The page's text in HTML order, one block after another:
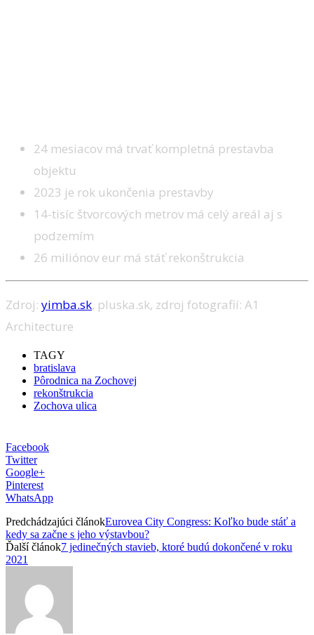
24 mesiacov má trvať kompletná prestavba
objektu
2023 je rok ukončenia prestavby
14-tisíc štvorcových metrov má celý areál aj s
podzemím
26 miliónov eur má stáť rekonštrukcia
Zdroj: yimba.sk, pluska.sk, zdroj fotografií: A1
Architecture
TAGY
bratislava
Pôrodnica na Zochovej
rekonštrukcia
Zochova ulica
Facebook
Twitter
Google+
Pinterest
WhatsApp
Predchádzajúci článokEurovea City Congress: Koľko bude stáť a
kedy sa začne s jeho výstavbou?
Ďalší článok7 jedinečných stavieb, ktoré budú dokončené v roku
2021